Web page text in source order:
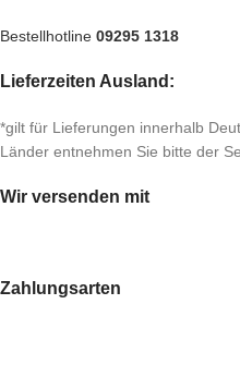
Bestellhotline 09295 1318
Lieferzeiten Ausland:
*gilt für Lieferungen innerhalb
Länder entnehmen Sie bitte der
Wir versenden mit
Zahlungsarten